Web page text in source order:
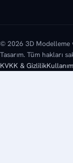
© 2026 3D Modelleme
Tasarım. Tüm hakları
KVKK & Gizlilik